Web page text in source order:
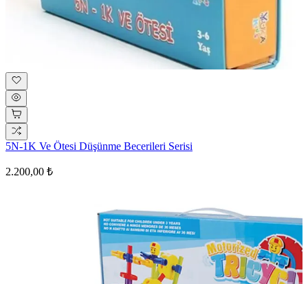
5N-1K Ve Ötesi Düşünme Becerileri Serisi
2.200,00 ₺